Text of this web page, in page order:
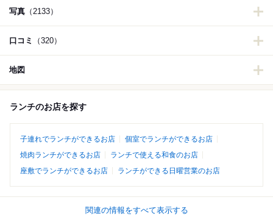
写真 （2133）
口コミ （320）
地図
ランチのお店を探す
子連れでランチができるお店
個室でランチができるお店
焼肉ランチができるお店
ランチで使える和食のお店
座敷でランチができるお店
ランチができる日曜営業のお店
関連の情報をすべて表示する